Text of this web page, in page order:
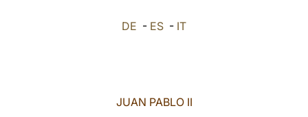
DE - ES - IT
JUAN PABLO II